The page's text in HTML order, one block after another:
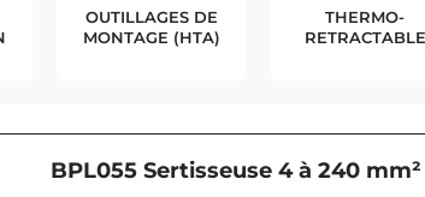
OUTILLAGES MATRICE
BPL055 Sertisseuse 4 à 240 mm²